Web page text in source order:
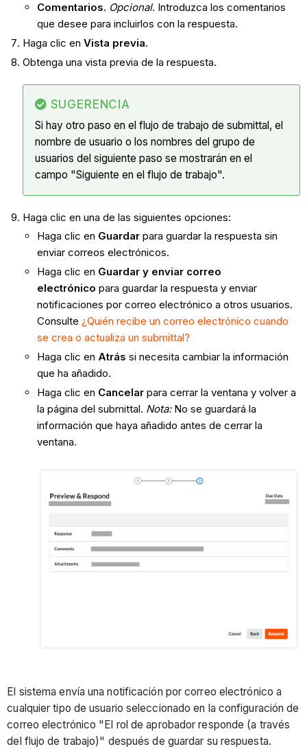
Comentarios. Opcional. Introduzca los comentarios
que desee para incluirlos con la respuesta.
Haga clic en Vista previa.
Obtenga una vista previa de la respuesta.
SUGERENCIA
Si hay otro paso en el flujo de trabajo de submittal, el
nombre de usuario o los nombres del grupo de
usuarios del siguiente paso se mostrarán en el
campo "Siguiente en el flujo de trabajo".
Haga clic en una de las siguientes opciones:
Haga clic en Guardarpara guardar la respuesta sin
enviar correos electrónicos.
Haga clic en Guardar y enviar correo
electrónico para guardar la respuesta y enviar
notificaciones por correo electrónico a otros usuarios.
Consulte ¿Quién recibe un correo electrónico cuando
se crea o actualiza un submittal?
Haga clic en Atrás si necesita cambiar la información
que ha añadido.
Haga clic en Cancelarpara cerrar la ventana y volver a
la página del submittal. Nota: No se guardará la
información que haya añadido antes de cerrar la
ventana.
El sistema envía una notificación por correo electrónico a
cualquier tipo de usuario seleccionado en la configuración de
correo electrónico "El rol de aprobador responde (a través
del flujo de trabajo)" después de guardar su respuesta.